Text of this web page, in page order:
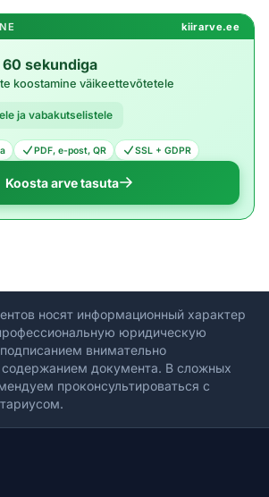
kiirarve.ee
sekundiga
koostamine väikeettevõtetele
ja vabakutselistele
PDF, e-post, QR SSL + GDPR
Koosta arve tasuta
носят информационный характер
юридическую
внимательно
содержанием документа. В сложных
проконсультироваться с